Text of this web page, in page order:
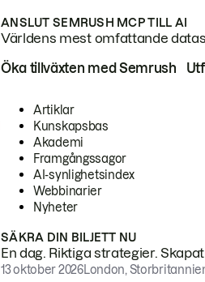
ANSLUT SEMRUSH MCP TILL AI
Världens mest omfattande
Öka tillväxten med Semrush
Artiklar
Kunskapsbas
Akademi
Framgångssagor
AI-synlighetsindex
Webbinarier
Nyheter
SÄKRA DIN BILJETT NU
En dag. Riktiga strategier.
13 oktober 2026London,